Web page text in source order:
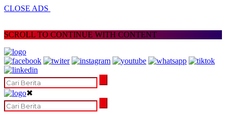
CLOSE ADS
SCROLL TO CONTINUE WITH CONTENT
✖